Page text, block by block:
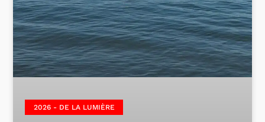
2026 - DE LA LUMIÈRE